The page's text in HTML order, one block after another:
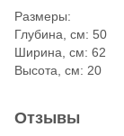
Размеры:
Глубина, см: 50
Ширина, см: 62
Высота, см: 20
Отзывы